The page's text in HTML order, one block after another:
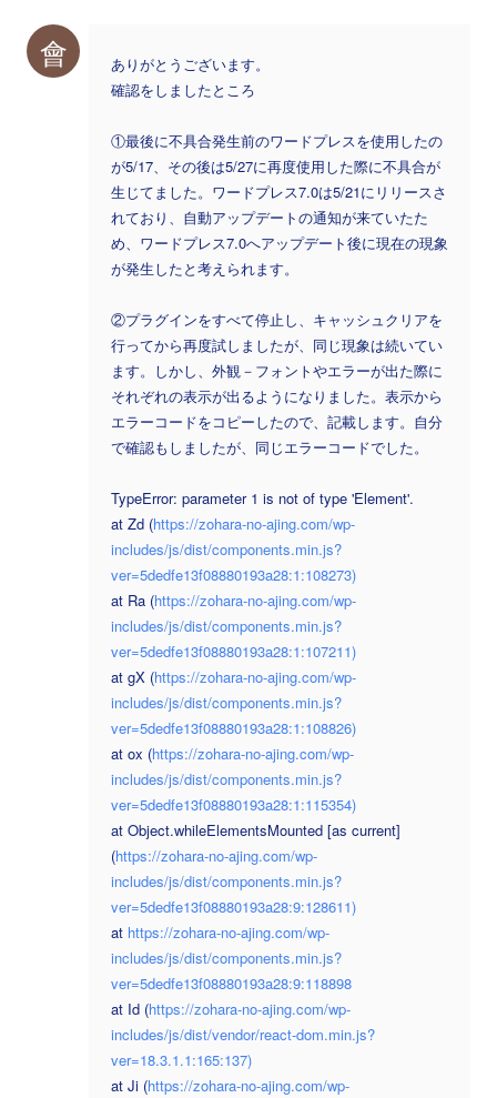
會
ありがとうございます。
確認をしましたところ
①最後に不具合発生前のワードプレスを使用したの
が5/17、その後は5/27に再度使用した際に不具合が
生じてました。ワードプレス7.0は5/21にリリースさ
れており、自動アップデートの通知が来ていたた
め、ワードプレス7.0へアップデート後に現在の現象
が発生したと考えられます。
②プラグインをすべて停止し、キャッシュクリアを
行ってから再度試しましたが、同じ現象は続いてい
ます。しかし、外観－フォントやエラーが出た際に
それぞれの表示が出るようになりました。表示から
エラーコードをコピーしたので、記載します。自分
で確認もしましたが、同じエラーコードでした。
TypeError: parameter 1 is not of type 'Element'.
at Zd (https://zohara-no-ajing.com/wp-
includes/js/dist/components.min.js?
ver=5dedfe13f08880193a28:1:108273)
at Ra (https://zohara-no-ajing.com/wp-
includes/js/dist/components.min.js?
ver=5dedfe13f08880193a28:1:107211)
at gX (https://zohara-no-ajing.com/wp-
includes/js/dist/components.min.js?
ver=5dedfe13f08880193a28:1:108826)
at ox (https://zohara-no-ajing.com/wp-
includes/js/dist/components.min.js?
ver=5dedfe13f08880193a28:1:115354)
at Object.whileElementsMounted [as current]
(https://zohara-no-ajing.com/wp-
includes/js/dist/components.min.js?
ver=5dedfe13f08880193a28:9:128611)
at https://zohara-no-ajing.com/wp-
includes/js/dist/components.min.js?
ver=5dedfe13f08880193a28:9:118898
at Id (https://zohara-no-ajing.com/wp-
includes/js/dist/vendor/react-dom.min.js?
ver=18.3.1.1:165:137)
at Ji (https://zohara-no-ajing.com/wp-